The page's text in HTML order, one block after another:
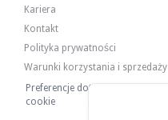
Kariera
Kontakt
Polityka prywatności
Warunki korzystania i sprzedaży
Preferencje dotyczące plików
cookie